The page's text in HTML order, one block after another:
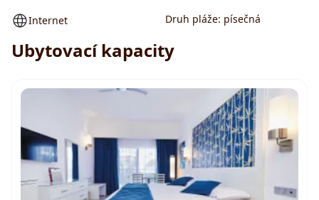
Internet
Druh pláže: písečná
Ubytovací kapacity